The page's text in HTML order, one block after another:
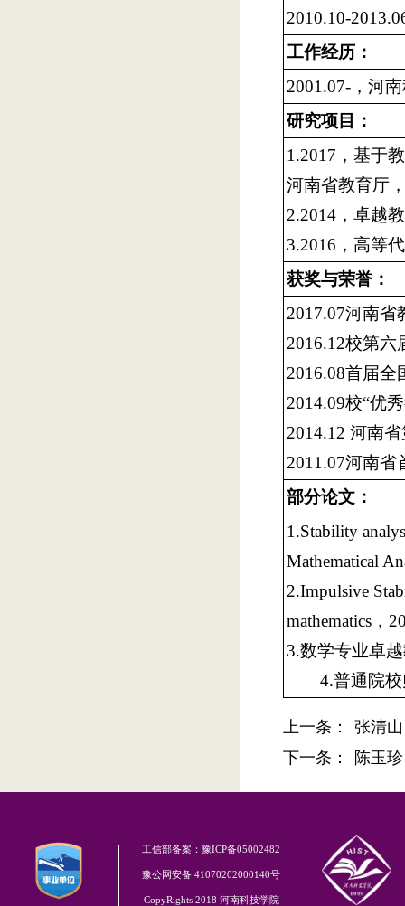
2010.10-
工作经历：
2001.07-，河
研究项目：
1.2017，基于
河南省教育厅
2.2014，卓越
3.2016，高等
获奖与荣誉：
2017.07河南省
2016.12校第六
2016.08首届全
2014.09校“优
2014.12 河南
2011.07河南
部分论文：
1.Stability
Mathematical
2.Impulsive
mathematics，
3.数学专业卓
4.普通院
上一条：
张清山
下一条：
陈玉珍
工信部备案：豫ICP备05002482
豫公网安备 41070202000140号
CopyRights 2018 河南科技学院